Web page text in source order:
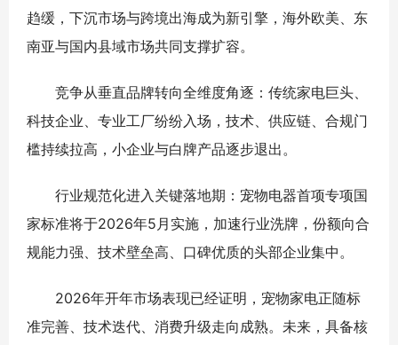
趋缓，下沉市场与跨境出海成为新引擎，海外欧美、东
南亚与国内县域市场共同支撑扩容。
竞争从垂直品牌转向全维度角逐：传统家电巨头、
科技企业、专业工厂纷纷入场，技术、供应链、合规门
槛持续拉高，小企业与白牌产品逐步退出。
行业规范化进入关键落地期：宠物电器首项专项国
家标准将于2026年5月实施，加速行业洗牌，份额向合
规能力强、技术壁垒高、口碑优质的头部企业集中。
2026年开年市场表现已经证明，宠物家电正随标
准完善、技术迭代、消费升级走向成熟。未来，具备核